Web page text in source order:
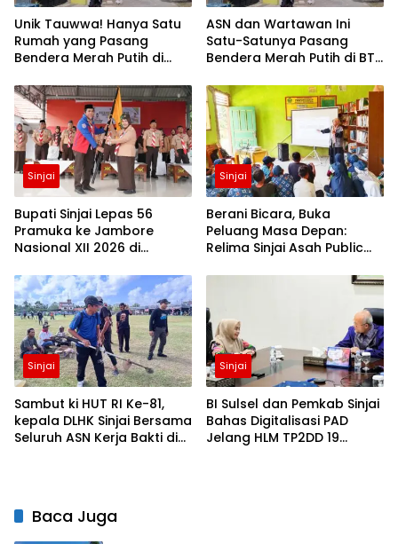
Unik Tauwwa! Hanya Satu
Rumah yang Pasang
Bendera Merah Putih di
Sinjai
ASN dan Wartawan Ini
Satu-Satunya Pasang
Bendera Merah Putih di BTN
Sinjai
Bupati Sinjai Lepas 56
Pramuka ke Jambore
Nasional XII 2026 di
Sinjai
Berani Bicara, Buka
Peluang Masa Depan:
Relima Sinjai Asah Public
Nurul Izzah Kalamisu
Sinjai
Sambut ki HUT RI Ke-81,
kepala DLHK Sinjai Bersama
Seluruh ASN Kerja Bakti di
Sinjai
BI Sulsel dan Pemkab Sinjai
Bahas Digitalisasi PAD
Jelang HLM TP2DD 19
Baca Juga